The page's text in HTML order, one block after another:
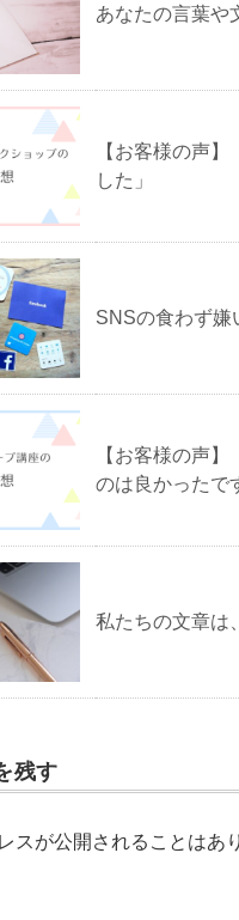
あなたの言葉や
【お客様の声
した」
SNSの食わず嫌
【お客様の声
のは良かったで
私たちの文章は
残す
スが公開されることはあ